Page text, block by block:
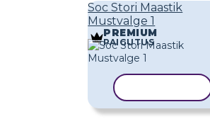
Soc Stori Maastik
Mustvalge 1
PREMIUM
PAIGUTUS